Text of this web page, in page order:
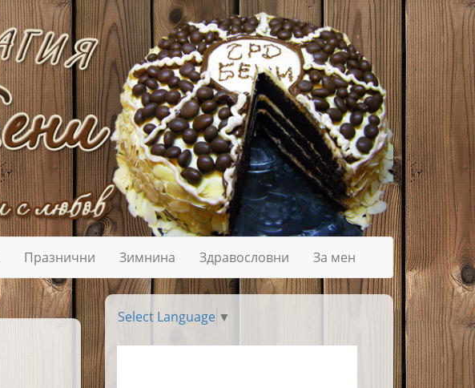
Празнични Зимнина Здравословни За мен
Select Language ▼